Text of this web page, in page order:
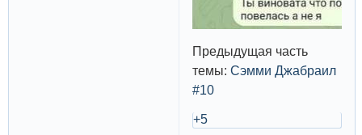
Предыдущая часть
темы: Сэмми Джабраил
#10
+5